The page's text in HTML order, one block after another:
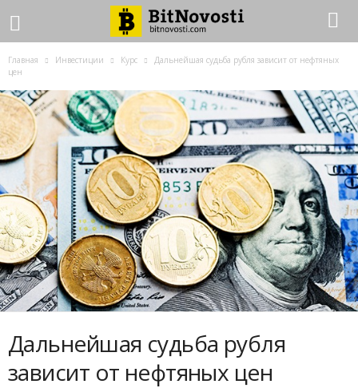
Главная Инвестиции Курс
Дальнейшая судьба рубля зависит от нефтяных
цен
Дальнейшая судьба рубля
зависит от нефтяных цен